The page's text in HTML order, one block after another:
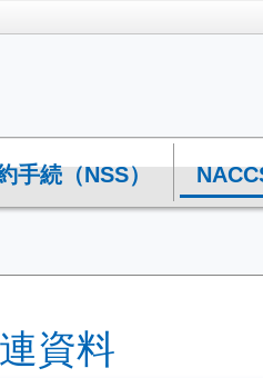
手続（NSS）
資料